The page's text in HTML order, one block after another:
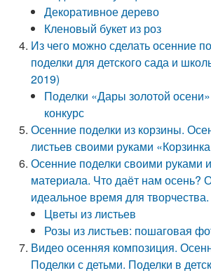
Декоративное дерево
Кленовый букет из роз
Из чего можно сделать осенние
поделки для детского сада и
2019)
Поделки «Дары золотой
конкурс
Осенние поделки из корзины.
листьев своими руками
Осенние поделки своими руками
материала. Что даёт нам осень?
идеальное время для
Цветы из листьев
Розы из листьев: пошаговая
Видео осенняя композиция.
Поделки с детьми. Поделки в